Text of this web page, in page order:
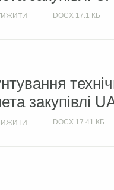
DOCX 17.1 КБ
закупівлі
DOCX 17.41 КБ